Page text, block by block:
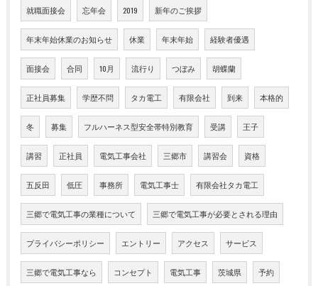
就職面接会 忘年会 2019 新年のご挨拶
年末年始休業のお知らせ 休業 年末年始 経験者優遇
面接会 合同 10月 流行り つぼみ 胡蝶蘭
正社員募集 学歴不問 タカ電工 有限会社 到来 本格的
冬 募集 フルハーネス型安全帯特別教育 受講 王子
講習 正社員 電気工事会社 三郷市 講習会 資格
五反田 低圧 事務所 電気工事士 有限会社タカ電工
三郷で電気工事の業種について 三郷で電気工事が必要とされる理由
プライバシーポリシー エントリー アクセス サービス
三郷で電気工事なら コンセプト 電気工事 茨城県 予約